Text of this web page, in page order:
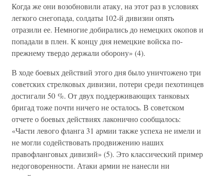
Когда же они возобновили атаку, на этот раз в условиях
легкого снегопада, солдаты 102-й дивизии опять
отразили ее. Немногие добирались до немецких окопов и
попадали в плен. К концу дня немецкие войска по-
прежнему твердо держали оборону» (4).
В ходе боевых действий этого дня было уничтожено три
советских стрелковых дивизии, потери среди пехотинцев
достигали 50 %. От двух поддерживающих танковых
бригад тоже почти ничего не осталось. В советском
отчете о боевых действиях лаконично сообщалось:
«Части левого фланга 31 армии также успеха не имели и
не могли содействовать продвижению наших
правофланговых дивизий» (5). Это классический пример
недоговоренности. Атаки армии не нанесли ни